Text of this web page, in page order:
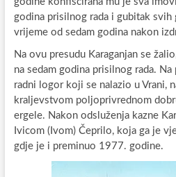
godina prisilnog rada i gubitak svih
vrijeme od sedam godina nakon
Na ovu presudu Karaganjan se
na sedam godina prisilnog rada.
radni logor koji se nalazio u Vrani,
kraljevstvom poljoprivrednom
ergele. Nakon odsluženja kazne
Ivicom (Ivom) Čeprilo, koja ga je
gdje je i preminuo 1977. godine.